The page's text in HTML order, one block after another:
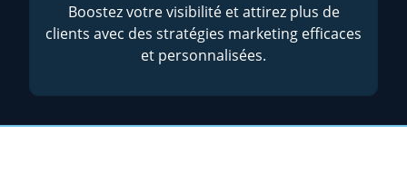
Boostez votre visibilité et attirez plus de
clients avec des stratégies marketing efficaces
et personnalisées.